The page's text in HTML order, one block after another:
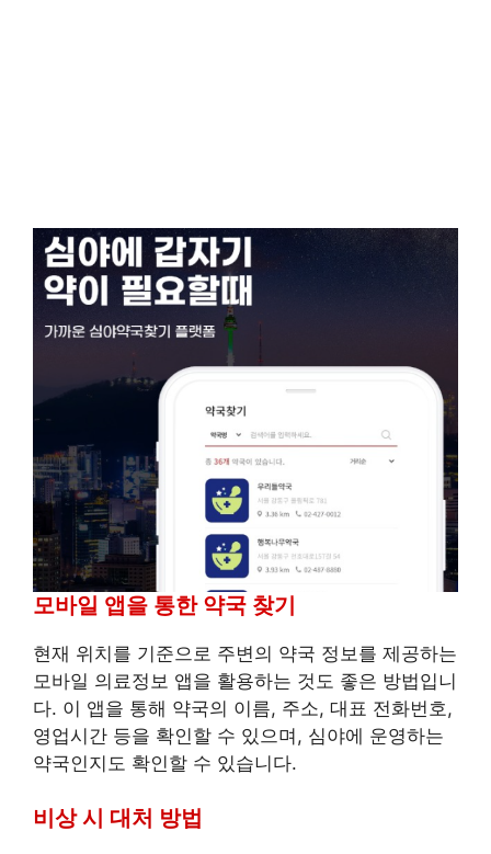
모바일 앱을 통한 약국 찾기
현재 위치를 기준으로 주변의 약국 정보를 제공하는
모바일 의료정보 앱을 활용하는 것도 좋은 방법입니
다. 이 앱을 통해 약국의 이름, 주소, 대표 전화번호,
영업시간 등을 확인할 수 있으며, 심야에 운영하는
약국인지도 확인할 수 있습니다.
비상 시 대처 방법